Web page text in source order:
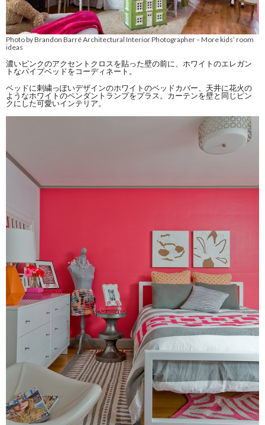
Photo by Brandon Barré Architectural Interior Photographer–More kids’ room
ideas
濃いピンクのアクセントクロスを貼った壁の前に、ホワイトのエレガン
トなパイプベッドをコーディネート。
ベッドに刺繍っぽいデザインのホワイトのベッドカバー、天井に花火の
ようなホワイトのペンダントランプをプラス。カーテンを壁と同じピン
クにした可愛いインテリア。